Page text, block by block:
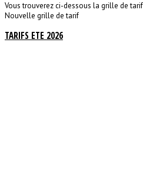
Vous trouverez ci-dessous la grille de
Nouvelle grille de tarif
TARIFS ETE 2026